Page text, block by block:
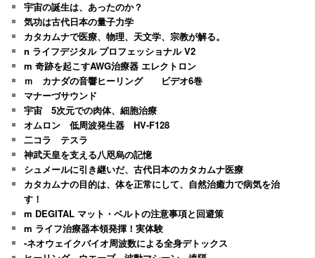
宇宙の誕生は、あったのか？
気功は古代日本の量子力学
カタカムナで医療、物理、天文学、宗教が解る。
n ライフデジタル プロフェッショナル V2
m 奇跡を起こすAWG治療器 エレクトロン
ｍ カナダの音響ヒーリング ビデオ6巻
マナーづサウンド
宇宙 5次元での肉体、細胞治療
オムロン 低周波発生器 HV-F128
二コラ テスラ
神武天皇を支える八咫烏の記憶
シュメールに引き継いだ、古代日本のカタカムナ医療
カタカムナの目的は、体を正常にして、自然治癒力で病気を治
す！
m DEGITAL マット・ベルトの注意事項と回避策
m ライフ治療器本領発揮！実体験
-ネオウェイクバイオ周波数による全身デトックス